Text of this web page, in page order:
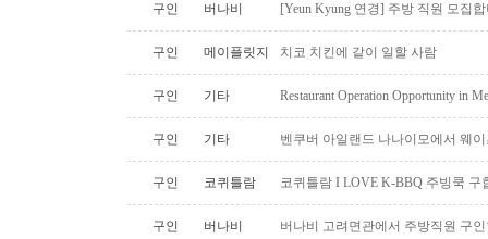
구인 버나비 [Yeun Kyung 연경] 주방 직원 모집
구인 메이플릿지 치코 치킨에 같이 일할 사람
구인 기타 Restaurant Operation Opportunity in
구인 기타 벤쿠버 아일랜드 나나이모에서 웨
구인 코퀴틀람 코퀴틀람 I LOVE K-BBQ 주빙쿡 구
구인 버나비 버나비 고려면관에서 주방직원 구